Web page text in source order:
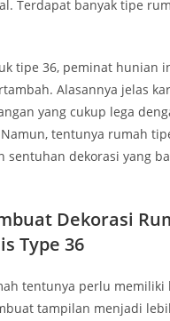
Terdapat banyak tipe
tipe 36, peminat hunian
Alasannya jelas
yang cukup lega
tentunya rumah
sentuhan dekorasi yang
Dekorasi
Type 36
tentunya perlu memiliki
tampilan menjadi